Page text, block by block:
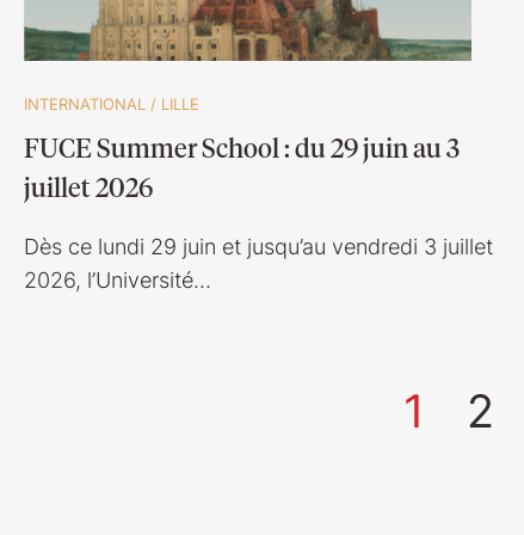
INTERNATIONAL / LILLE
FUCE Summer School : du 29 juin au 3
juillet 2026
Dès ce lundi 29 juin et jusqu’au vendredi 3 juillet
2026, l’Université…
1 2